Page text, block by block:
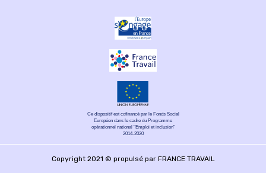
Ce dispositif est cofinancé par le Fonds Social
Européen dans le cadre du Programme
opérationnel national "Emploi et inclusion"
2014-2020
Copyright 2021 © propulsé par FRANCE TRAVAIL